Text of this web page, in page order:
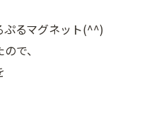
ぷるマグネット(^^)
で、